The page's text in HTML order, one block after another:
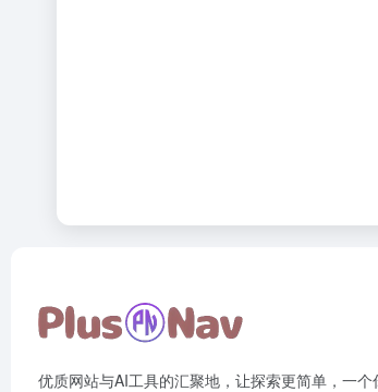
优质网站与AI工具的汇聚地，让探索更简单，一